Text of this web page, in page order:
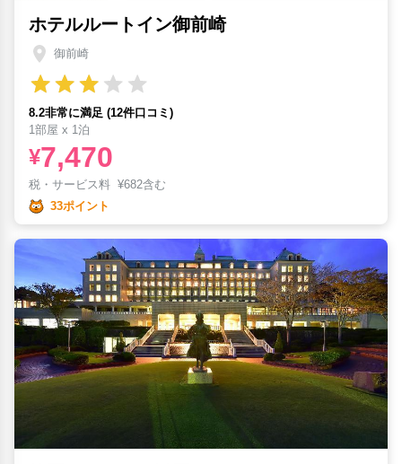
ホテルルートイン御前崎
御前崎
8.2非常に満足 (12件口コミ)
1部屋 x 1泊
¥7,470
税・サービス料 ¥682含む
33ポイント